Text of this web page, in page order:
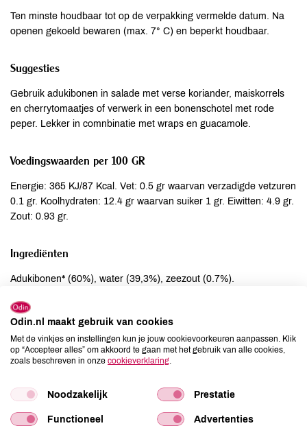
Ten minste houdbaar tot op de verpakking vermelde datum. Na
openen gekoeld bewaren (max. 7° C) en beperkt houdbaar.
Suggesties
Gebruik adukibonen in salade met verse koriander, maiskorrels
en cherrytomaatjes of verwerk in een bonenschotel met rode
peper. Lekker in comnbinatie met wraps en guacamole.
Voedingswaarden per 100 GR
Energie: 365 KJ/87 Kcal. Vet: 0.5 gr waarvan verzadigde vetzuren
0.1 gr. Koolhydraten: 12.4 gr waarvan suiker 1 gr. Eiwitten: 4.9 gr.
Zout: 0.93 gr.
Ingrediënten
Adukibonen* (60%), water (39,3%), zeezout (0.7%).
Allergenen
Aardnoten
niet aanwezig
Ei
niet aanwezig
Lactose
niet aanwezig
Lupine
niet aanwezig
Odin.nl maakt gebruik van cookies
Met de vinkjes en instellingen kun je jouw cookievoorkeuren aanpassen. Klik
op “Accepteer alles” om akkoord te gaan met het gebruik van alle cookies,
zoals beschreven in onze cookieverklaring.
Noodzakelijk Prestatie
Functioneel Advertenties